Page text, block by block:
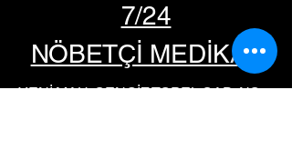
7/24
NÖBETÇİ MEDİKAL
YENİ MAH. CENGİZ TOPEL CAD. NO